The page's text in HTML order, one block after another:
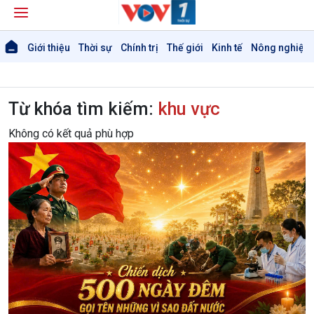
Giới thiệu Thời sự Chính trị Thế giới Kinh tế Nông nghiệp
Giới thiệu
Thời sự
Thời sự 6h
Thời sự 12h
Thời sự 18h
Thời sự 21h30
Bản tin
Chuyên mục
Theo dòng Thời sự
Chính trị
Thế giới
Từ khóa tìm kiếm: khu vực
Không có kết quả phù hợp